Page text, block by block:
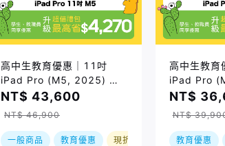
高中生教育優惠｜11吋
iPad Pro (M5, 2025) Wi-
Fi/512GB/ 兩色｜預購，
到貨後依訂單順序出貨
NT$ 43,600
NT$ 46,900
一般商品 教育優惠 現折
高中生教育
iPad Pro
Fi/256GB/
到貨後依訂
NT$
NT$
教育優惠